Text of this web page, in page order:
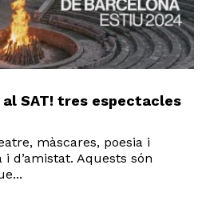
SAT! tres espectacles
màscares, poesia i
d’amistat. Aquests són